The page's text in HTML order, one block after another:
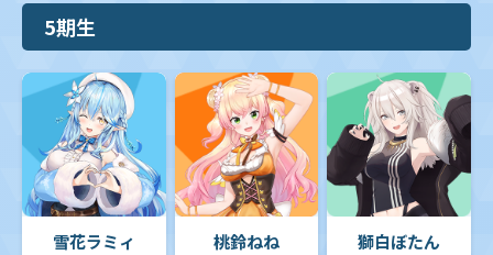
5期生
雪花ラミィ 桃鈴ねね 獅白ぼたん